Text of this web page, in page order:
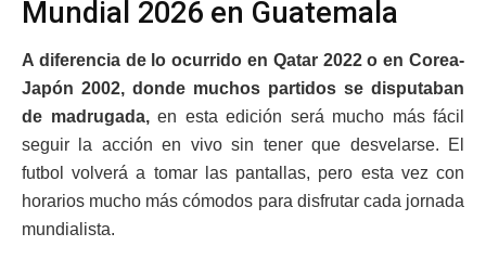
Mundial 2026 en Guatemala
A diferencia de lo ocurrido en Qatar 2022 o en Corea-
Japón 2002, donde muchos partidos se disputaban
de madrugada,en esta edición será mucho más fácil
seguir la acción en vivo sin tener que desvelarse. El
futbol volverá a tomar las pantallas, pero esta vez con
horarios mucho más cómodos para disfrutar cada jornada
mundialista.